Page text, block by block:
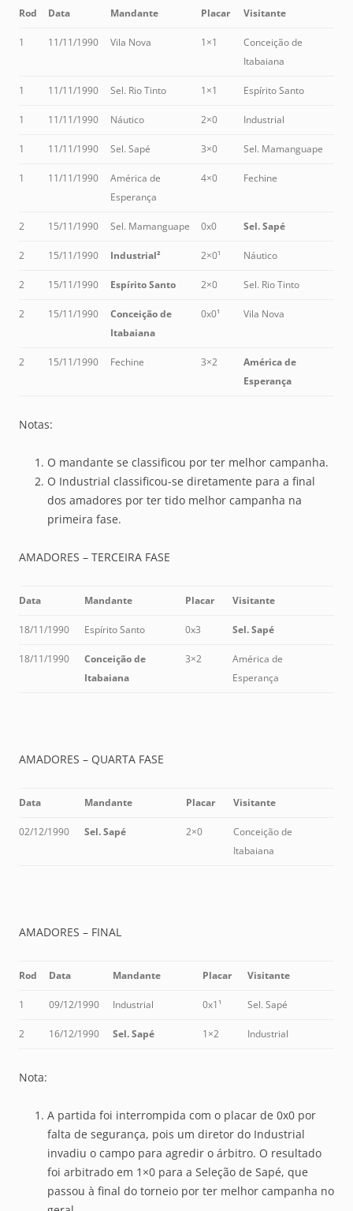
Rod Data Mandante Placar Visitante
1 11/11/1990 Vila Nova 1×1
Conceição de
Itabaiana
1 11/11/1990 Sel. Rio Tinto 1×1 Espírito Santo
1 11/11/1990 Náutico 2×0 Industrial
1 11/11/1990 Sel. Sapé 3×0 Sel. Mamanguape
1 11/11/1990
América de
Esperança
4×0 Fechine
2 15/11/1990 Sel. Mamanguape 0x0 Sel. Sapé
2 15/11/1990 Industrial² 2×0¹ Náutico
2 15/11/1990 Espírito Santo 2×0 Sel. Rio Tinto
2 15/11/1990
Conceição de
Itabaiana
0x0¹ Vila Nova
2 15/11/1990 Fechine 3×2
América de
Esperança
Notas:
O mandante se classificou por ter melhor campanha.
O Industrial classificou-se diretamente para a final
dos amadores por ter tido melhor campanha na
primeira fase.
AMADORES – TERCEIRA FASE
Data Mandante Placar Visitante
18/11/1990 Espírito Santo 0x3 Sel. Sapé
18/11/1990
Conceição de
Itabaiana
3×2
América de
Esperança
AMADORES – QUARTA FASE
Data Mandante Placar Visitante
02/12/1990 Sel. Sapé 2×0
Conceição de
Itabaiana
AMADORES – FINAL
Rod Data Mandante Placar Visitante
1 09/12/1990 Industrial 0x1¹ Sel. Sapé
2 16/12/1990 Sel. Sapé 1×2 Industrial
Nota:
A partida foi interrompida com o placar de 0x0 por
falta de segurança, pois um diretor do Industrial
invadiu o campo para agredir o árbitro. O resultado
foi arbitrado em 1×0 para a Seleção de Sapé, que
passou à final do torneio por ter melhor campanha no